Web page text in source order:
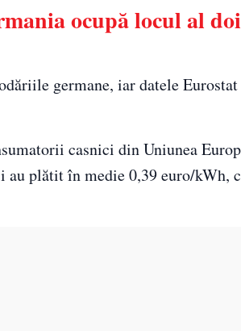
ocupă locul al
germane, iar datele
casnici din Uniunea
plătit în medie 0,39 euro/kWh,